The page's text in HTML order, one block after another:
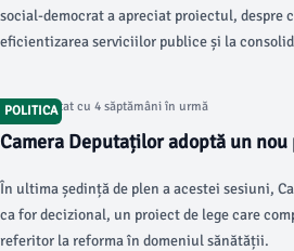
social-democrat a apreciat proiectul, despre
eficientizarea serviciilor publice și la
POLITICA
Articol postat cu 4 săptămâni în urmă
Camera Deputaților adoptă un
În ultima ședință de plen a acestei sesiuni,
ca for decizional, un proiect de lege care
referitor la reforma în domeniul sănătății.